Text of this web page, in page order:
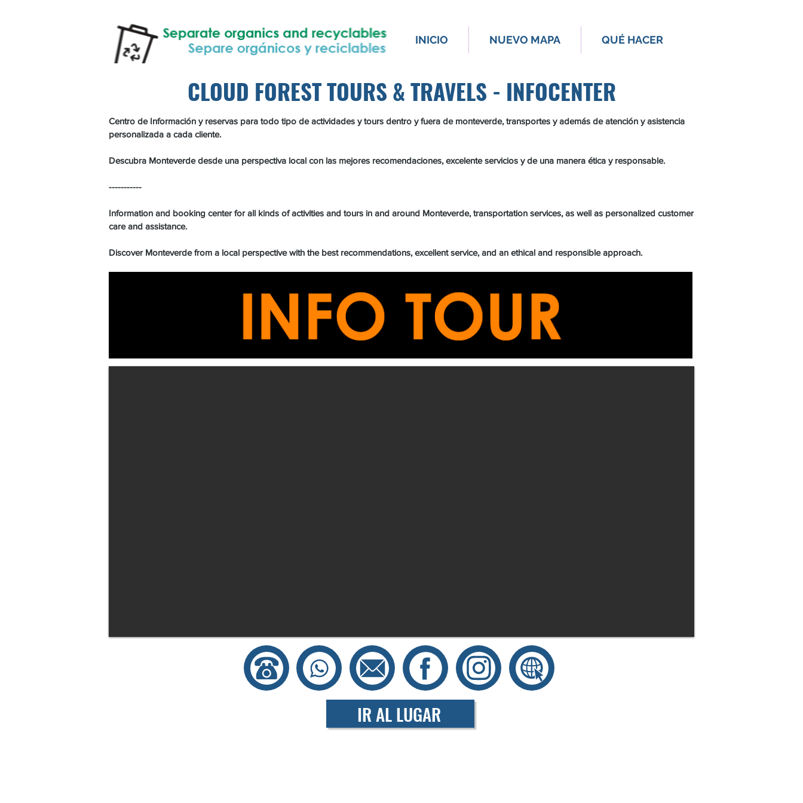
INICIO NUEVO MAPA QUÉ HACER
CLOUD FOREST TOURS & TRAVELS - INFOCENTER
Centro de Información y reservas para todo tipo de actividades y tours dentro y fuera de monteverde, transportes y además de atención y asistencia
personalizada a cada cliente.
Descubra Monteverde desde una perspectiva local con las mejores recomendaciones, excelente servicios y de una manera ética y responsable.
-----------
Information and booking center for all kinds of activities and tours in and around Monteverde, transportation services, as well as personalized customer
care and assistance.
Discover Monteverde from a local perspective with the best recommendations, excellent service, and an ethical and responsible approach.
IR AL LUGAR